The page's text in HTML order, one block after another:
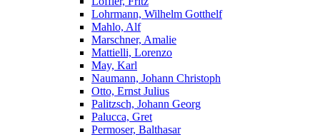
Lohrmann, Wilhelm Gotthelf
Mahlo, Alf
Marschner, Amalie
Mattielli, Lorenzo
May, Karl
Naumann, Johann Christoph
Otto, Ernst Julius
Palitzsch, Johann Georg
Palucca, Gret
Permoser, Balthasar